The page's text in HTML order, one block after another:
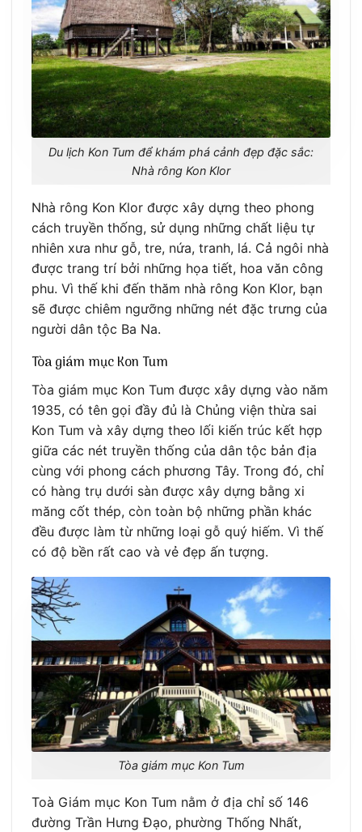
Du lịch Kon Tum để khám phá cảnh đẹp đặc sắc:
Nhà rông Kon Klor
Nhà rông Kon Klor được xây dựng theo phong
cách truyền thống, sử dụng những chất liệu tự
nhiên xưa như gỗ, tre, nứa, tranh, lá. Cả ngôi nhà
được trang trí bởi những họa tiết, hoa văn công
phu. Vì thế khi đến thăm nhà rông Kon Klor, bạn
sẽ được chiêm ngưỡng những nét đặc trưng của
người dân tộc Ba Na.
Tòa giám mục Kon Tum
Tòa giám mục Kon Tum được xây dựng vào năm
1935, có tên gọi đầy đủ là Chủng viện thừa sai
Kon Tum và xây dựng theo lối kiến trúc kết hợp
giữa các nét truyền thống của dân tộc bản địa
cùng với phong cách phương Tây. Trong đó, chỉ
có hàng trụ dưới sàn được xây dựng bằng xi
măng cốt thép, còn toàn bộ những phần khác
đều được làm từ những loại gỗ quý hiếm. Vì thế
có độ bền rất cao và vẻ đẹp ấn tượng.
Tòa giám mục Kon Tum
Toà Giám mục Kon Tum nằm ở địa chỉ số 146
đường Trần Hưng Đạo, phường Thống Nhất,